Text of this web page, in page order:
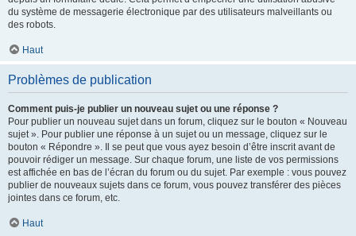
du système de messagerie électronique par des utilisateurs malveillants ou
des robots.
Haut
Problèmes de publication
Comment puis-je publier un nouveau sujet ou une réponse ?
Pour publier un nouveau sujet dans un forum, cliquez sur le bouton « Nouveau
sujet ». Pour publier une réponse à un sujet ou un message, cliquez sur le
bouton « Répondre ». Il se peut que vous ayez besoin d’être inscrit avant de
pouvoir rédiger un message. Sur chaque forum, une liste de vos permissions
est affichée en bas de l’écran du forum ou du sujet. Par exemple : vous pouvez
publier de nouveaux sujets dans ce forum, vous pouvez transférer des pièces
jointes dans ce forum, etc.
Haut